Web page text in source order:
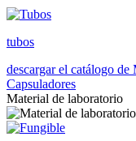
tubos
descargar el catálogo
Capsuladores
Material de laboratorio